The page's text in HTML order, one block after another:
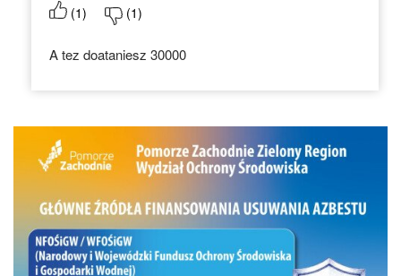
(1) (1)
A tez doataniesz 30000